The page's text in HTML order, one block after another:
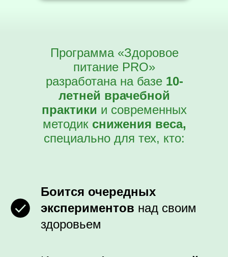
Программа «Здоровое
питание PRO»
разработана на базе 10-
летней врачебной
практики и современных
методик снижения веса,
специально для тех, кто:
Боится очередных
экспериментов над своим
здоровьем